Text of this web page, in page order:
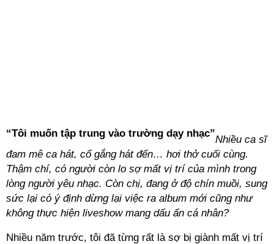
“Tôi muốn tập trung vào trường dạy nhạc”
Nhiều ca sĩ
đam mê ca hát, cố gắng hát đến… hơi thở cuối cùng.
Thậm chí, có người còn lo sợ mất vị trí của mình trong
lòng người yêu nhạc. Còn chị, đang ở độ chín muồi, sung
sức lại có ý định dừng lại việc ra album mới cũng như
không thực hiện liveshow mang dấu ấn cá nhân?
Nhiều năm trước, tôi đã từng rất là sợ bị giành mất vị trí